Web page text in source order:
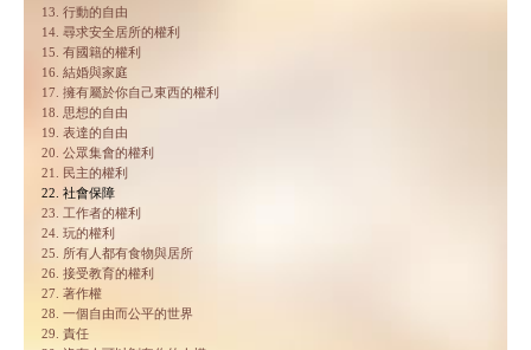
13. 行動的自由
14. 尋求安全居所的權利
15. 有國籍的權利
16. 結婚與家庭
17. 擁有屬於你自己東西的權利
18. 思想的自由
19. 表達的自由
20. 公眾集會的權利
21. 民主的權利
22. 社會保障
23. 工作者的權利
24. 玩的權利
25. 所有人都有食物與居所
26. 接受教育的權利
27. 著作權
28. 一個自由而公平的世界
29. 責任